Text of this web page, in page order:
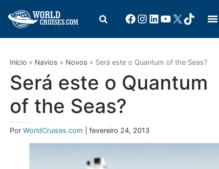
Início » Navios » Novos » Será este o Quantum of the Seas?
Será este o Quantum
of the Seas?
Por WorldCruises.com | fevereiro 24, 2013